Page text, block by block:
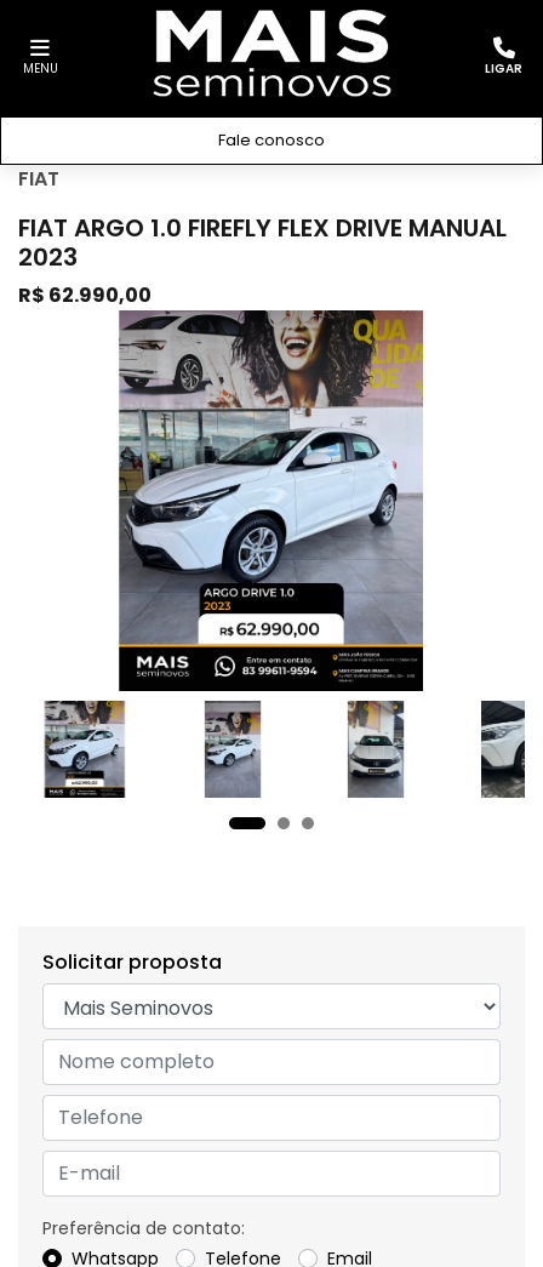
MENU LIGAR
Fale conosco
FIAT
FIAT ARGO 1.0 FIREFLY FLEX DRIVE MANUAL
2023
R$ 62.990,00
Previous
Solicitar proposta
Preferência de contato:
Whatsapp
Telefone Email